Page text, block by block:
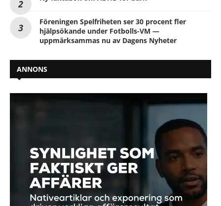
Föreningen Spelfriheten ser 30 procent fler
hjälpsökande under Fotbolls-VM —
uppmärksammas nu av Dagens Nyheter
ANNONS